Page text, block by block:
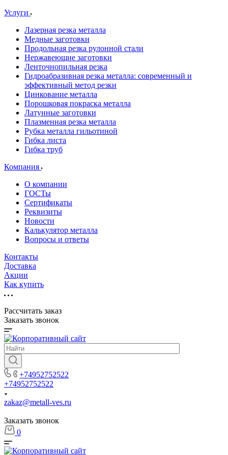
Услуги
Лазерная резка металла
Медные заготовки
Продольная резка рулонной стали
Нержавеющие заготовки
Ленточнопильная резка
Гидроабразивная резка металла: современный и
эффективный метод резки
Цинкование металла
Порошковая покраска металла
Латунные заготовки
Плазменная резка металла
Рубка металла гильотиной
Гибка листа
Гибка труб
Компания
О компании
ГОСТы
Сертификаты
Реквизиты
Новости
Калькулятор металла
Вопросы и ответы
Контакты
Доставка
Акции
Как купить
Рассчитать заказ
Заказать звонок
+74952752522
+74952752522
zakaz@metall-ves.ru
Заказать звонок
0